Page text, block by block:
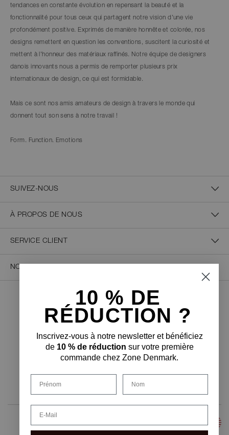
tendances en constante évolution en repensant la beauté et la
fonctionnalité pour tous ceux qui partagent notre vision d'une vie
profondément positive. Exprimés de manière honnête et colorée, nos
designs remettent en question les conventions, suscitent la curiosité et
mettent à l'honneur des matériaux raffinés. Notre équipe de designers
danois innovants nous a permis de remporter plusieurs prix
internationaux de design, ce qui est formidable.
Mais ce sont nos amis amateurs de design à travers le monde qui
donnent tout son sens à notre travail !
Form. Function. Emotions
SUIVEZ-NOUS
À PROPOS DE NOUS
SERVICE CLIENT
NOUS CONTACTER
PAIEMENT SÉCURISÉ
FORME DE LIVRAISON
10 % DE
RÉDUCTION ?
Inscrivez-vous à notre newsletter et bénéficiez
de 10 % de réduction sur votre première
commande chez Zone Denmark.
Prénom Nom
Email